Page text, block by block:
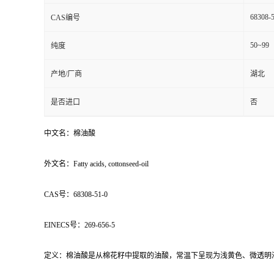
CAS编号 68308-
纯度 50~99
产地/厂商 湖北
是否进口 否
中文名：棉油酸
外文名：Fatty acids, cottonseed-oil
CAS号：68308-51-0
EINECS号：269-656-5
定义：棉油酸是从棉花籽中提取的油酸，常温下呈现为浅黄色、微透明